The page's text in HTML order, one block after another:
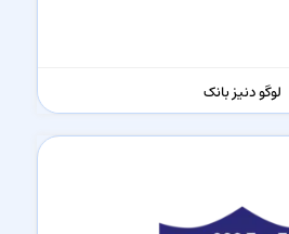
لوگو دنیز بانک